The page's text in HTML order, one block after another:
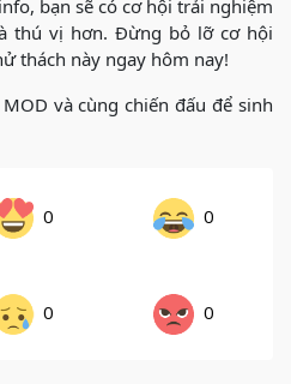
bạn sẽ có cơ hội trải nghiệm
thú vị hơn. Đừng bỏ lỡ cơ hội
thách này ngay hôm nay!
và cùng chiến đấu để sinh
0 0
0 0